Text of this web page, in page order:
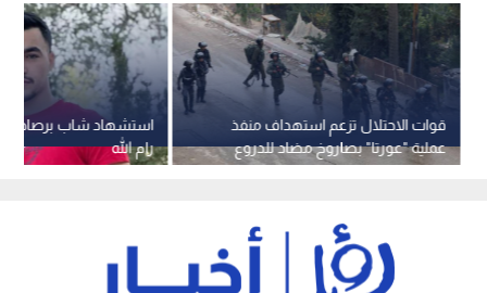
استشهاد شاب برصاص
رام الله
قوات الاحتلال تزعم استهداف منفذ
عملية "عورتا" بصاروخ مضاد للدروع
في نابلس.. فيديو